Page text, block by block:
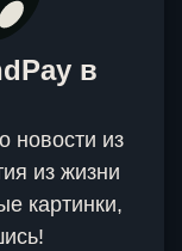
в
новости из
из жизни
картинки,